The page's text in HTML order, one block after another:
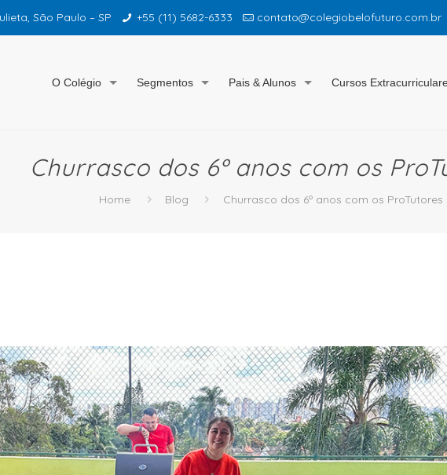
São Paulo – SP +55 (11) 5682-6333 contato@colegiobelofuturo.com.br
O Colégio Segmentos Pais & Alunos Cursos
Churrasco dos 6º anos com os
Home Blog Churrasco dos 6º anos com os ProTutores